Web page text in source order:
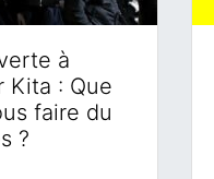
à
Kita : Que
faire du
?